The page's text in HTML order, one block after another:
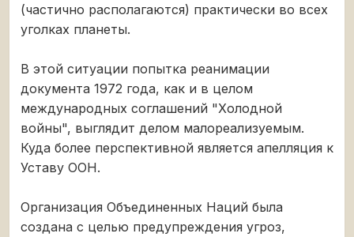
(частично располагаются) практически во всех
уголках планеты.
В этой ситуации попытка реанимации
документа 1972 года, как и в целом
международных соглашений "Холодной
войны", выглядит делом малореализуемым.
Куда более перспективной является апелляция к
Уставу ООН.
Организация Объединенных Наций была
создана с целью предупреждения угроз,